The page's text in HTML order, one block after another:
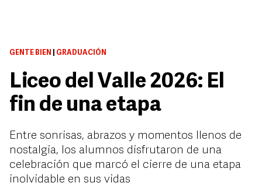
GENTE BIEN GRADUACIÓN
Liceo del Valle 2026: El
fin de una etapa
Entre sonrisas, abrazos y momentos llenos de
nostalgia, los alumnos disfrutaron de una
celebración que marcó el cierre de una etapa
inolvidable en sus vidas